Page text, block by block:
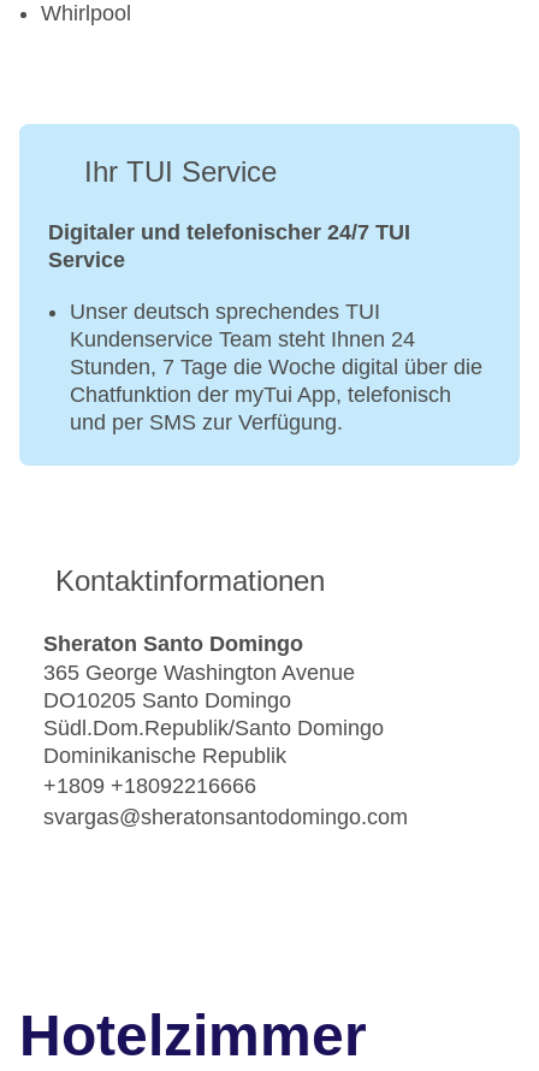
Whirlpool
Ihr TUI Service
Digitaler und telefonischer 24/7 TUI
Service
Unser deutsch sprechendes TUI
Kundenservice Team steht Ihnen 24
Stunden, 7 Tage die Woche digital über die
Chatfunktion der myTui App, telefonisch
und per SMS zur Verfügung.
Kontaktinformationen
Sheraton Santo Domingo
365 George Washington Avenue
DO10205 Santo Domingo
Südl.Dom.Republik/Santo Domingo
Dominikanische Republik
+1809 +18092216666
svargas@sheratonsantodomingo.com
Hotelzimmer